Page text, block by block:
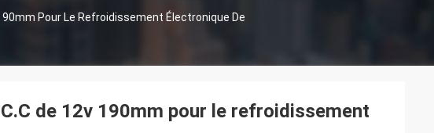
Pour Le Refroidissement Électronique De
de 12v 190mm pour le refroidissement